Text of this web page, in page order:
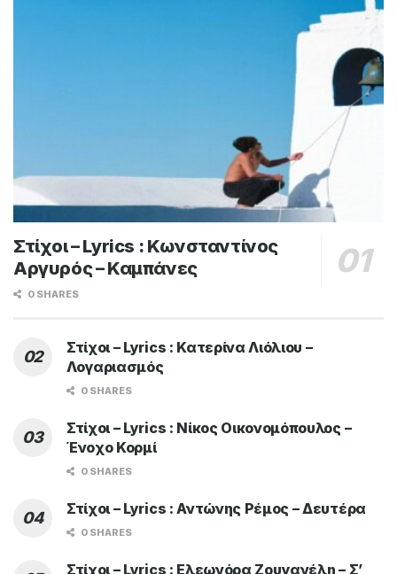
Στίχοι – Lyrics : Κωνσταντίνος
Αργυρός – Καμπάνες
0 SHARES
Στίχοι – Lyrics : Κατερίνα Λιόλιου –
Λογαριασμός
0 SHARES
Στίχοι – Lyrics : Νίκος Οικονομόπουλος –
Ένοχο Κορμί
0 SHARES
Στίχοι – Lyrics : Αντώνης Ρέμος – Δευτέρα
0 SHARES
Στίχοι – Lyrics : Ελεωνόρα Ζουγανέλη – Σ’